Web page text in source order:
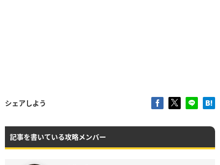
シェアしよう
記事を書いている攻略メンバー